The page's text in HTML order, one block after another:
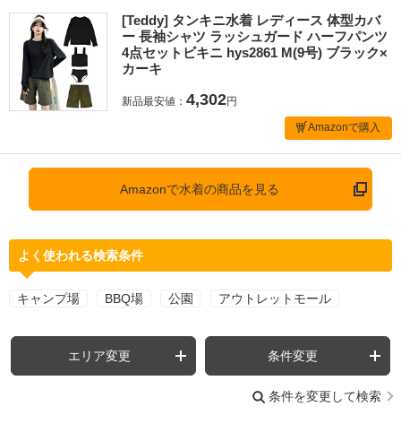
[Teddy] タンキニ水着 レディース 体型カバ
ー 長袖シャツ ラッシュガード ハーフパンツ
4点セットビキニ hys2861 M(9号) ブラック×
カーキ
新品最安値： 4,302円
Amazonで購入
Amazonで水着の商品を見る
よく使われる検索条件
キャンプ場 BBQ場 公園 アウトレットモール
エリア変更 条件変更
条件を変更して検索